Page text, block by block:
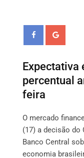
Expectativa
percentual
feira
O mercado
(17) a decisão
Banco Central
economia